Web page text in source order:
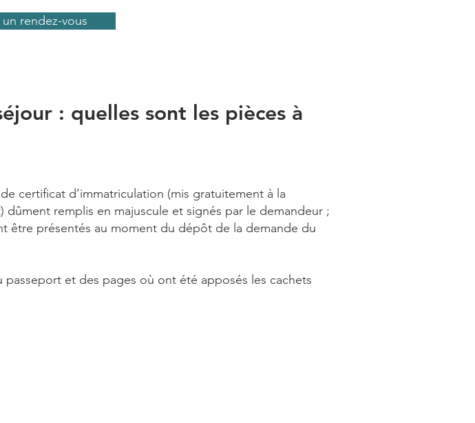
rendez-vous
: quelles sont les pièces à
certificat d’immatriculation (mis gratuitement à la
dûment remplis en majuscule et signés par le demandeur ;
être présentés au moment du dépôt de la demande du
et des pages où ont été apposés les cachets